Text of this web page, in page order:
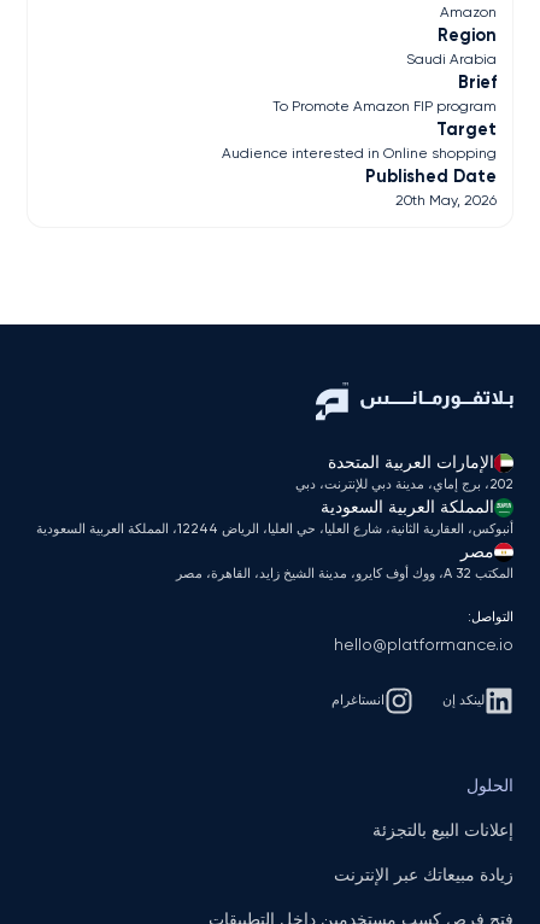
Amazon
Region
Saudi Arabia
Brief
To Promote Amazon FIP program
Target
Audience interested in Online shopping
Published Date
20th May, 2026
الإمارات العربية المتحدة
202، برج إماي، مدينة دبي للإنترنت، دبي
المملكة العربية السعودية
أنبوكس، العقارية الثانية، شارع العليا، حي العليا، الرياض 12244، المملكة العربية السعودية
مصر
المكتب A 32، ووك أوف كايرو، مدينة الشيخ زايد، القاهرة، مصر
التواصل:
hello@platformance.io
لينكد إن انستاغرام
الحلول
إعلانات البيع بالتجزئة
زيادة مبيعاتك عبر الإنترنت
فتح فرص كسب مستخدمين داخل التطبيقات